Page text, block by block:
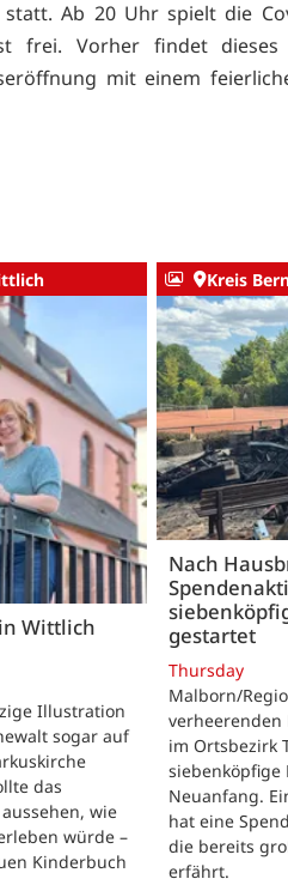
statt. Ab 20 Uhr spielt die
frei. Vorher findet
mit einem
Wittlich
Illustration
sogar auf
das
wie
würde –
Kinderbuch
Kreis
Nach
gestartet
Thursday
Malborn/
verheerenden
im Ortsbezirk
siebenköpfige
Neuanfang.
hat eine
die bereits
erfährt.